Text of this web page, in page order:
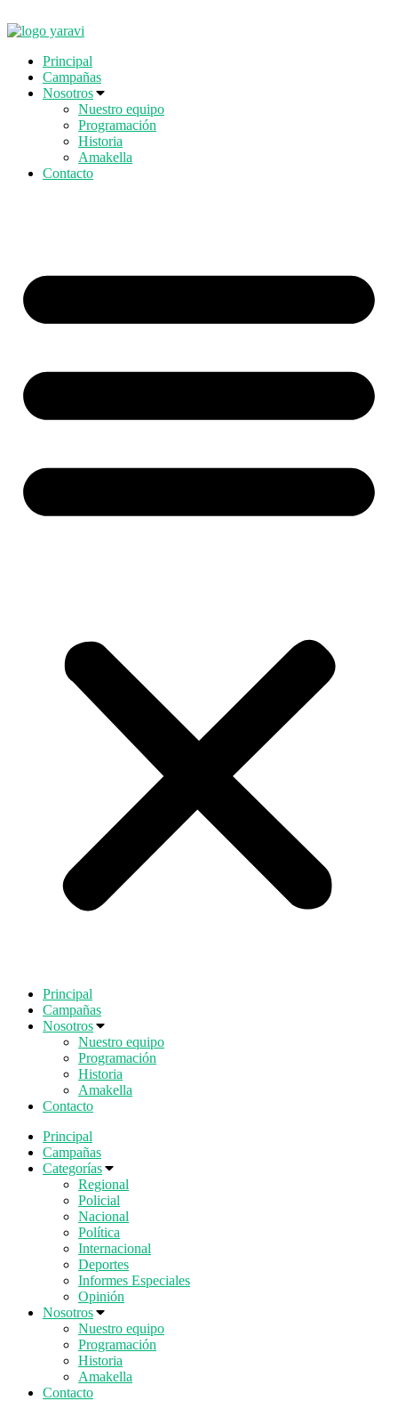
al
Principal
Campañas
Nosotros
Nuestro equipo
Programación
Historia
Amakella
Contacto
Principal
Campañas
Nosotros
Nuestro equipo
Programación
Historia
Amakella
Contacto
Principal
Campañas
Categorías
Regional
Policial
Nacional
Política
Internacional
Deportes
Informes Especiales
Opinión
Nosotros
Nuestro equipo
Programación
Historia
Amakella
Contacto